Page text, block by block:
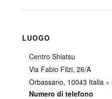
LUOGO
Centro Shiatsu
Via Fabio Filzi, 26/A
Orbassano, 10043 Italia +
Numero di telefono